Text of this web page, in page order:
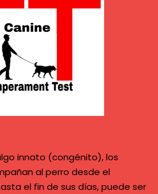
innato (congénito), los
al perro desde el
el fin de sus días, puede ser